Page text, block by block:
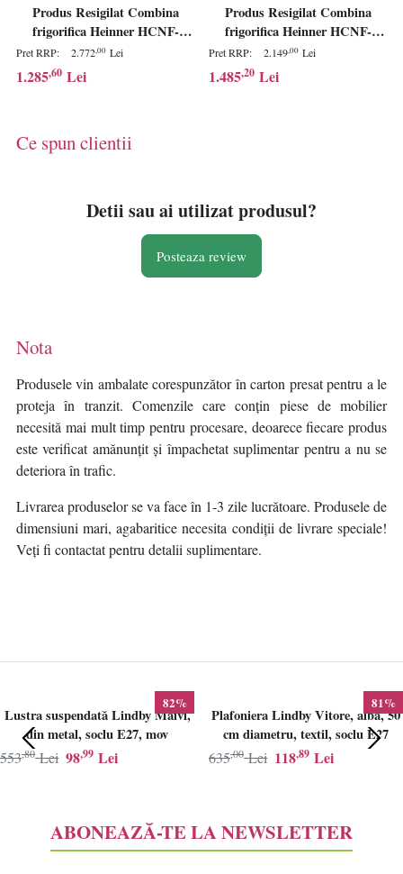
Produs Resigilat Combina
frigorifica Heinner HCNF-
HM326INVE++, No Frost,
compresor Inverter, capacitate
totala: 326 L, capacitate
energetica E, control electronic
Pret RRP: 2.772,00 Lei
1.285,60 Lei
Produs Resigilat Combina
frigorifica Heinner HCNF-
V291SF+, No Produs Resigilat
Frost Multicooling, clasa
energetica F, capacitate totala:
Pret RRP: 2.149,00 Lei
1.485,20 Lei
Ce spun clientii
Detii sau ai utilizat produsul?
Posteaza review
Nota
Produsele vin ambalate corespunzător în carton presat pentru a le
proteja în tranzit. Comenzile care conțin piese de mobilier
necesită mai mult timp pentru procesare, deoarece fiecare produs
este verificat amănunțit și împachetat suplimentar pentru a nu se
deteriora în trafic.
Livrarea produselor se va face în 1-3 zile lucrătoare. Produsele de
dimensiuni mari, agabaritice necesita condiții de livrare speciale!
Veți fi contactat pentru detalii suplimentare.
82%
Lustra suspendată Lindby Maivi,
din metal, soclu E27, mov
98,99 Lei
553,80 Lei
81%
Plafoniera Lindby Vitore, alba, 50
cm diametru, textil, soclu E27
118,89 Lei
635,00 Lei
ABONEAZĂ-TE LA NEWSLETTER